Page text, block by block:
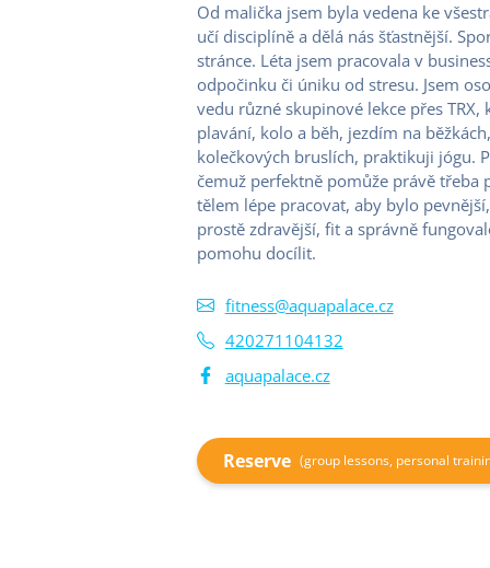
Od malička jsem byla vedena ke
učí disciplíně a dělá nás šťastnější.
stránce. Léta jsem pracovala v
odpočinku či úniku od stresu. Jsem
vedu různé skupinové lekce přes
plavání, kolo a běh, jezdím na
kolečkových bruslích, praktikuji jógu.
čemuž perfektně pomůže právě třeba
tělem lépe pracovat, aby bylo
prostě zdravější, fit a správně
pomohu docílit.
fitness@aquapalace.cz
420271104132
aquapalace.cz
Reserve (group lessons, personal